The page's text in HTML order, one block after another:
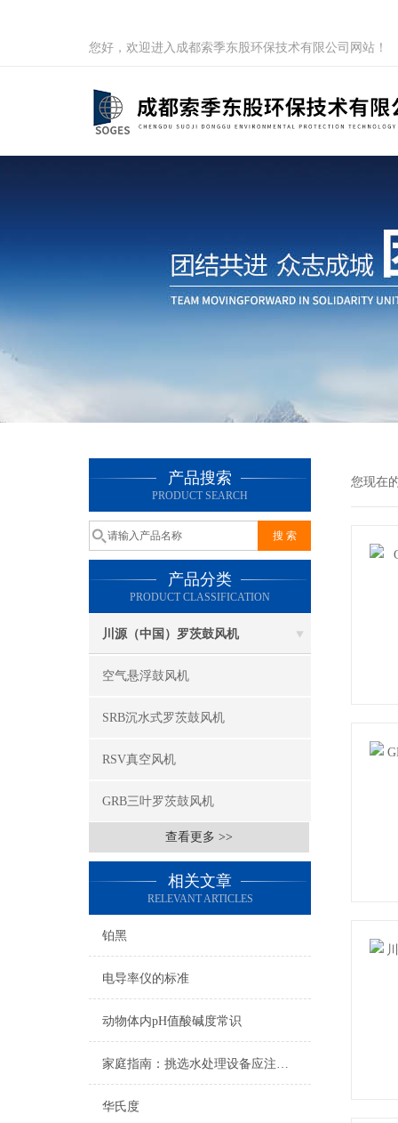
您好，欢迎进入成都索季东股环保技术有限公司网站！
产品搜索
PRODUCT SEARCH
产品分类
PRODUCT CLASSIFICATION
川源（中国）罗茨鼓风机
空气悬浮鼓风机
SRB沉水式罗茨鼓风机
RSV真空风机
GRB三叶罗茨鼓风机
查看更多 >>
相关文章
RELEVANT ARTICLES
铂黑
电导率仪的标准
动物体内pH值酸碱度常识
家庭指南：挑选水处理设备应注意的要素
华氏度
您现在